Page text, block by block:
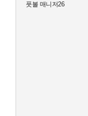
풋볼 매니저26